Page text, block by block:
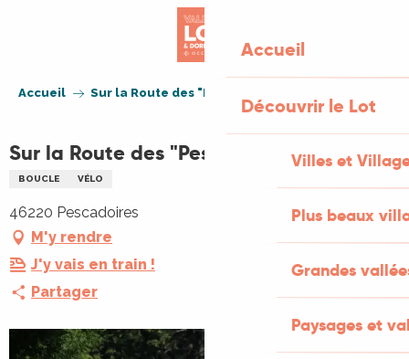
Accueil
Découvrir le Lot
Villes et
Plus beaux
Grandes
Paysages et
Accueil Sur la Route des "Pescatores"
Sur la Route des "Pescatores"
BOUCLE VÉLO
46220 Pescadoires
M'y rendre
J'y vais en train !
Partager